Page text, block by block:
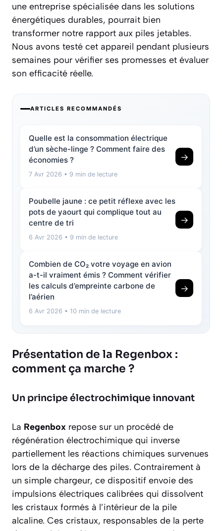
une entreprise spécialisée dans les solutions
énergétiques durables, pourrait bien
transformer notre rapport aux piles jetables.
Nous avons testé cet appareil pendant plusieurs
semaines pour vérifier ses promesses et évaluer
son efficacité réelle.
ARTICLES RECOMMANDÉS
Quelle est la consommation électrique
d’un sèche-linge ? Comment faire des
économies ?
7 Avr 2026 • 9 min de lecture
→
Poubelle jaune : ce petit réflexe avec les
pots de yaourt qui complique tout au
centre de tri
6 Avr 2026 • 9 min de lecture
→
Combien de CO₂ votre voyage en avion
a-t-il vraiment émis ? Comment vérifier
les calculs d’empreinte carbone de
l’aérien
6 Avr 2026 • 10 min de lecture
→
Présentation de la Regenbox :
comment ça marche ?
Un principe électrochimique innovant
La Regenbox repose sur un procédé de
régénération électrochimique qui inverse
partiellement les réactions chimiques survenues
lors de la décharge des piles. Contrairement à
un simple chargeur, ce dispositif envoie des
impulsions électriques calibrées qui dissolvent
les cristaux formés à l’intérieur de la pile
alcaline. Ces cristaux, responsables de la perte